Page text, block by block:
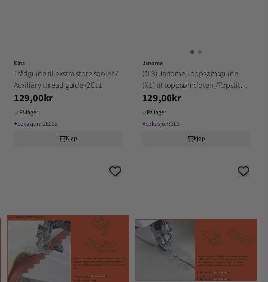
Elna
Trådguide til ekstra store spoler /
Auxiliary thread guide (2E11
129,00kr
På lager
⌖Lokasjon:2E11E
Kjøp
Janome
(3L3) Janome Toppsømsguide
(N1) til toppsømsfoten /Topstitch
gui
129,00kr
På lager
⌖Lokasjon: 3L3
Kjøp